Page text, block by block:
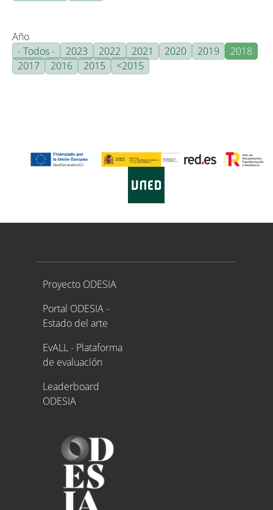
Año
- Todos -
2023 2022 2021 2020 2019
2018
2017
2016 2015 <2015
Proyecto ODESIA
Proyecto ODESIA
Portal ODESIA -
Estado del arte
EvALL - Plataforma
de evaluación
Leaderboard
ODESIA